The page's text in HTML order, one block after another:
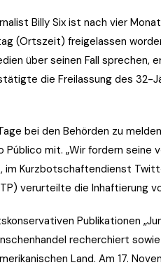
Billy Six ist nach vier
(Ortszeit) freigelassen
über seinen Fall sprechen,
die Freilassung des 32-
bei den Behörden zu
Público mit. „Wir fordern
Kurzbotschaftendienst
verurteilte die Inhaftierung
Publikationen
recherchiert
Land. Am 17.